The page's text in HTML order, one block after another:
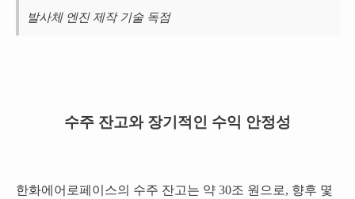
발사체 엔진 제작 기술 독점
수주 잔고와 장기적인 수익 안정성
한화에어로페이스의 수주 잔고는 약 30조 원으로, 향후 몇